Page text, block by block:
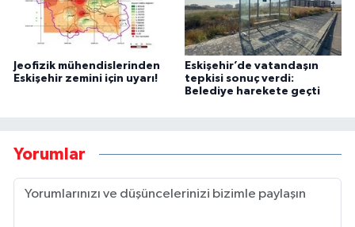
Jeofizik mühendislerinden
Eskişehir zemini için uyarı!
Eskişehir’de vatandaşın
tepkisi sonuç verdi:
Belediye harekete geçti
Yorumlar